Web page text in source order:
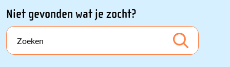
Niet gevonden wat je zocht?
Zoeken